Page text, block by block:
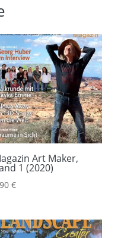
Art Maker,
1 (2020)
€